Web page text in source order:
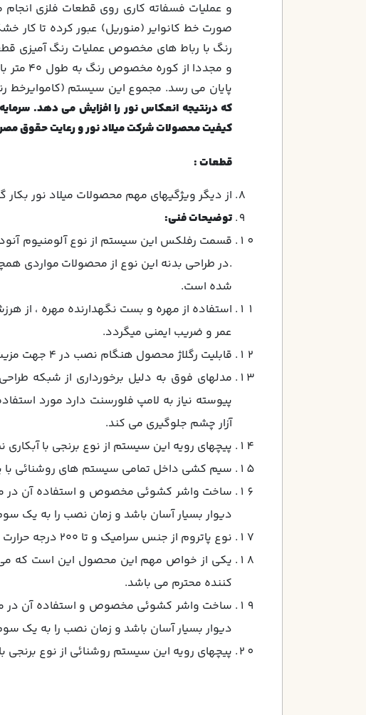
و عملیات فسفاته کاری روی قطعات فلزی
صورت خط کانوایر (منوریل) عبور کرده تا کار
پایان می رسد. مجموع این سیستم (کاموایرخط رنگ) به طول 186 متر در شرکت
که درنتیجه انعكاس نور را افزایش می دهد.
کیفیت محصولات شرکت میلاد نور و رعایت حقوق
قطعات :
از ديگر ويژگيهاي مهم محصولات ميلاد نور بكار
توضیحات فنی:
قسمت رفلكس اين سيستم از نوع آلومنيوم
.در طراحي بدنه اين نوع از محصولات مواردي
شده است.
استفاده از مهره و بست نگهدارنده مهره ، از
عمر و ضريب ايمني ميگردد.
قابليت رگلاژ محصول هنگام نصب در 4 جهت مزيت نصب آسان محصولات ميلاد نور به شمار مي آيد.
مدلهاي فوق به دليل برخورداري از شبكه
پيوسته نياز به لامپ فلورسنت دارد مورد
آزار چشم جلوگيري مي كند.
پيچهاي رويه اين سيستم از نوع برنجي با
سيم كشي داخل تمامي سيستم هاي روشنائي با يك
ساخت واشر كشوئي مخصوص و استفاده آن در
ديوار بسيار آسان باشد و زمان نصب را به يك
نوع پاتروم از جنس سراميك و تا 200 درجه حرارت مقاومت دارد.
كننده محترم مي باشد.
ساخت واشر كشوئي مخصوص و استفاده آن در
ديوار بسيار آسان باشد و زمان نصب را به يك
پيچهاي رويه اين سيستم روشنائي از نوع برنجي